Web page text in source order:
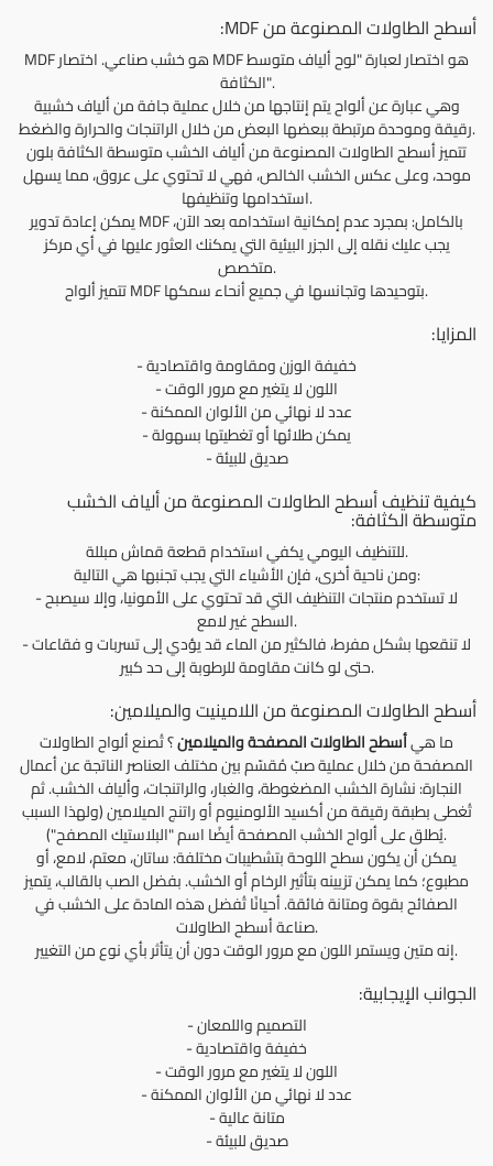
أسطح الطاولات المصنوعة من MDF:
MDF هو خشب صناعي. اختصار MDF هو اختصار لعبارة "لوح ألياف متوسط
الكثافة".
وهي عبارة عن ألواح يتم إنتاجها من خلال عملية جافة من ألياف خشبية
رقيقة وموحدة مرتبطة ببعضها البعض من خلال الراتنجات والحرارة والضغط.
تتميز أسطح الطاولات المصنوعة من ألياف الخشب متوسطة الكثافة بلون
موحد، وعلى عكس الخشب الخالص، فهي لا تحتوي على عروق، مما يسهل
استخدامها وتنظيفها.
يمكن إعادة تدوير MDF بالكامل: بمجرد عدم إمكانية استخدامه بعد الآن،
يجب عليك نقله إلى الجزر البيئية التي يمكنك العثور عليها في أي مركز
متخصص.
تتميز ألواح MDF بتوحيدها وتجانسها في جميع أنحاء سمكها.
المزايا:
- خفيفة الوزن ومقاومة واقتصادية
- اللون لا يتغير مع مرور الوقت
- عدد لا نهائي من الألوان الممكنة
- يمكن طلائها أو تغطيتها بسهولة
- صديق للبيئة
كيفية تنظيف أسطح الطاولات المصنوعة من ألياف الخشب
متوسطة الكثافة:
للتنظيف اليومي يكفي استخدام قطعة قماش مبللة.
ومن ناحية أخرى، فإن الأشياء التي يجب تجنبها هي التالية:
- لا تستخدم منتجات التنظيف التي قد تحتوي على الأمونيا، وإلا سيصبح
السطح غير لامع.
- لا تنقعها بشكل مفرط، فالكثير من الماء قد يؤدي إلى تسربات و فقاعات
حتى لو كانت مقاومة للرطوبة إلى حد كبير.
أسطح الطاولات المصنوعة من اللامينيت والميلامين:
ما هيأسطح الطاولات المصفحة والميلامين؟ تُصنع ألواح الطاولات
المصفحة من خلال عملية صبّ مُقسّم بين مختلف العناصر الناتجة عن أعمال
النجارة: نشارة الخشب المضغوطة، والغبار، والراتنجات، وألياف الخشب. ثم
تُغطى بطبقة رقيقة من أكسيد الألومنيوم أو راتنج الميلامين (ولهذا السبب
يُطلق على ألواح الخشب المصفحة أيضًا اسم "البلاستيك المصفح").
يمكن أن يكون سطح اللوحة بتشطيبات مختلفة: ساتان، معتم، لامع، أو
مطبوع؛ كما يمكن تزيينه بتأثير الرخام أو الخشب. بفضل الصب بالقالب، يتميز
الصفائح بقوة ومتانة فائقة. أحيانًا تُفضل هذه المادة على الخشب في
صناعة أسطح الطاولات.
إنه متين ويستمر اللون مع مرور الوقت دون أن يتأثر بأي نوع من التغيير.
الجوانب الإيجابية:
- التصميم واللمعان
- خفيفة واقتصادية
- اللون لا يتغير مع مرور الوقت
- عدد لا نهائي من الألوان الممكنة
- متانة عالية
- صديق للبيئة